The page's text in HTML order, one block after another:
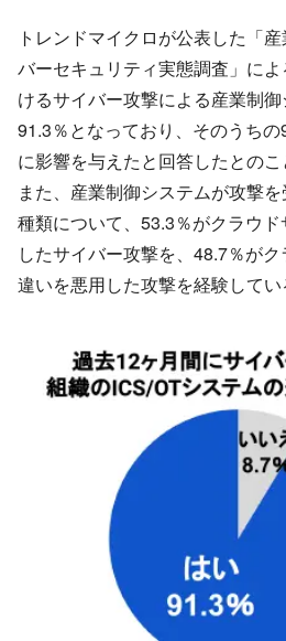
トレンドマイクロが公表した「
バーセキュリティ実態調査」に
けるサイバー攻撃による産業制
91.3％となっており、そのうち
に影響を与えたと回答したとのこ
また、産業制御システムが攻撃
種類について、53.3％がクラウ
したサイバー攻撃を、48.7％が
違いを悪用した攻撃を経験してい